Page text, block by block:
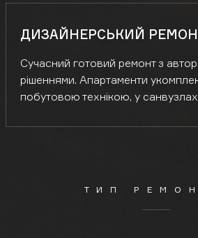
ДИЗАЙНЕРСЬКИЙ
Сучасний готовий ремонт з
рішеннями. Апартаменти
побутовою технікою, у
ТИП